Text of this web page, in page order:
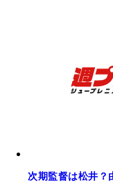
次期監督は松井？